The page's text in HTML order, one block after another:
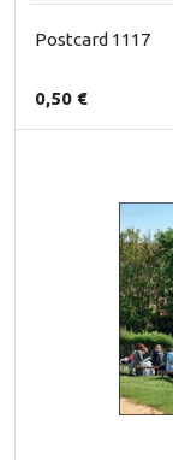
Postcard 1117
0,50 €